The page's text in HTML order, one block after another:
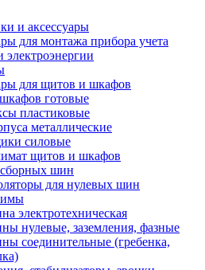
и аксессуары
для монтажа прибора учета
электроэнергии
для щитов и шкафов
готовые
пластиковые
металлические
силовые
щитов и шкафов
шин
для нулевых шин
электротехническая
нулевые, заземления, фазные
соединительные (гребенка,